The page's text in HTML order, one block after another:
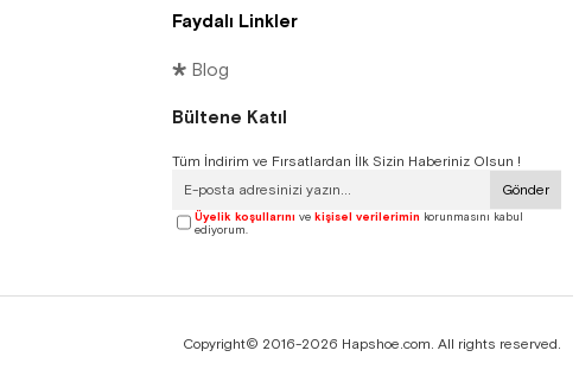
Faydalı Linkler
🞳 Blog
Bültene Katıl
Tüm İndirim ve Fırsatlardan İlk Sizin Haberiniz Olsun !
Gönder
Üyelik koşullarını ve kişisel verilerimin korunmasını kabul
ediyorum.
Copyright© 2016-2026 Hapshoe.com. All rights reserved.